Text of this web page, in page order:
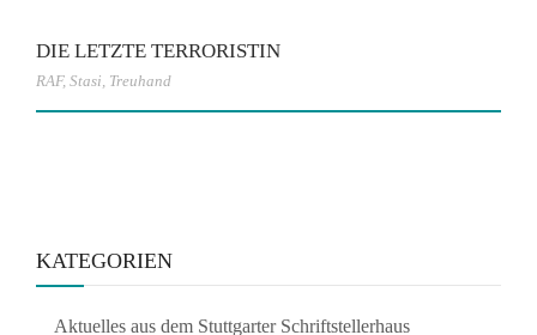
DIE LETZTE TERRORISTIN
RAF, Stasi, Treuhand
KATEGORIEN
Aktuelles aus dem Stuttgarter Schriftstellerhaus